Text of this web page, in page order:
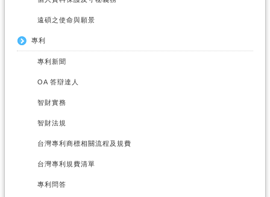
遠碩之使命與願景
專利
專利新聞
OA 答辯達人
智財實務
智財法規
台灣專利商標相關流程及規費
台灣專利規費清單
專利問答